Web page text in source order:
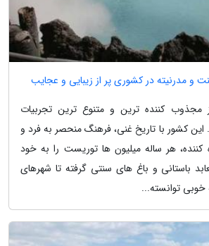
و مدرنیته در کشوری پر از زیبایی و عجایب
مجذوب کننده ترین و متنوع ترین تجربیات
کشور با تاریخ غنی، فرهنگ منحصر به فرد و
هر ساله میلیون ها توریست را به خود
باستانی و باغ های سنتی گرفته تا شهرهای
توانسته...